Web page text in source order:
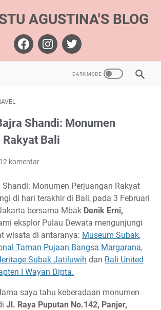
AGUSTINA'S BLOG
Shandi: Monumen
Bali
12 komentar
Monumen Perjuangan Rakyat
di hari terakhir di Bali, pada 3 Februari
bersama Mbak Denik Erni,
eksplor Pulau Dewata mengunjungi
wisata di antaranya: Museum Subak,
Taman Pujaan Bangsa Margarana,
Subak Jatiluwih dan Bali United
I Wayan Dipta.
saya tahu keberadaan monumen
Jl. Raya Puputan No.142, Panjer,